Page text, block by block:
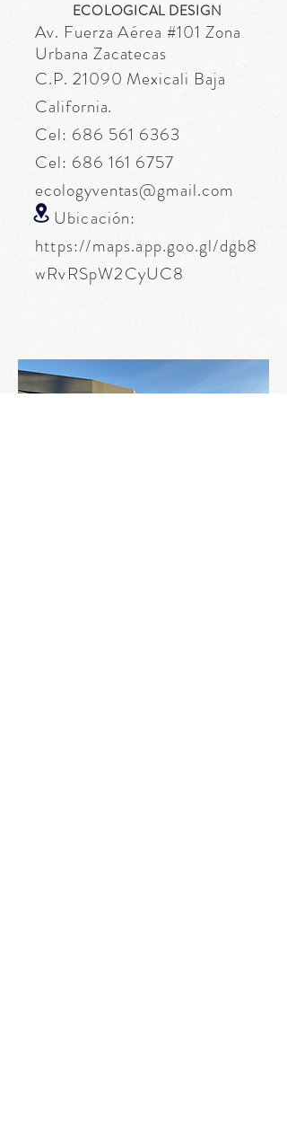
ECOLOGICAL DESIGN
Av. FuerzaAérea #101 Zona
Urbana Zacatecas
C.P. 21090 Mexicali Baja
California.
Cel: 686 561 6363
Cel: 686 161 6757
ecologyventas@gmail.com
Ubicación:
https://maps.app.goo.gl/dgb8
wRvRSpW2CyUC8